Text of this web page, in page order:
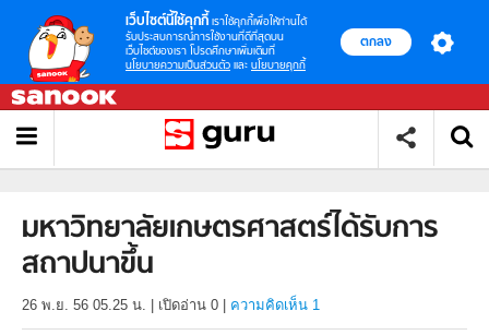
เว็บไซต์นี้ใช้คุกกี้ เราใช้คุกกี้เพื่อให้ท่านได้
รับประสบการณ์การใช้งานที่ดีที่สุดบน
เว็บไซต์ของเรา โปรดศึกษาเพิ่มเติมที่
นโยบายความเป็นส่วนตัว และ นโยบายคุกกี้
ตกลง
มหาวิทยาลัยเกษตรศาสตร์ได้รับการ
สถาปนาขึ้น
26 พ.ย. 56 05.25 น. เปิดอ่าน 0 ความคิดเห็น 1